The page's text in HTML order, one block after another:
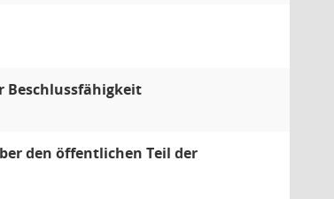
Beschlussfähigkeit
den öffentlichen Teil der